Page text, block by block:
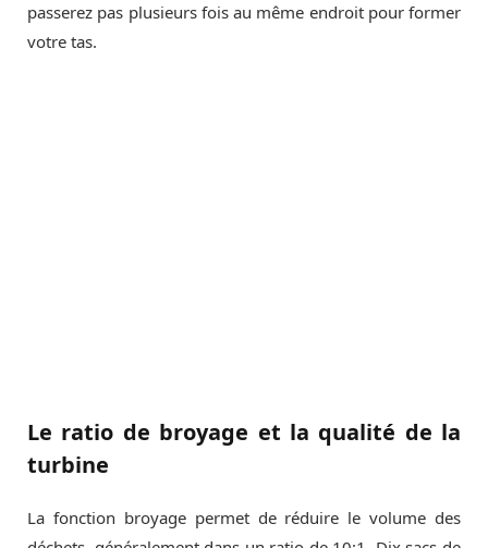
passerez pas plusieurs fois au même endroit pour former
votre tas.
Le ratio de broyage et la qualité de la
turbine
La fonction broyage permet de réduire le volume des